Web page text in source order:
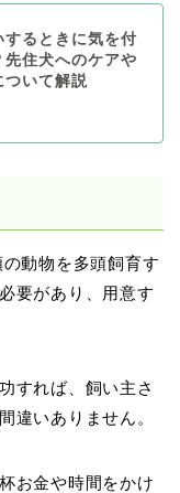
するときに気を付
先住犬へのケアや
ついて解説
動物を多頭飼育す
要があり、用意す
すれば、飼い主さ
違いありません。
お金や時間をかけ